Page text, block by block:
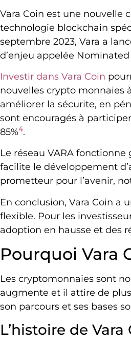
Vara Coin est une nouvelle
technologie blockchain
septembre 2023, Vara a
d’enjeu appelée
Investir dans Vara Coin
nouvelles crypto monnaies
améliorer la sécurite, en
sont encouragés à
85%4.
Le réseau VARA
facilite le développement
prometteur pour l’avenir,
En conclusion, Vara Coin a
flexible. Pour les
adoption en hausse et des
Pourquoi Vara
Les cryptomonnaies sont
augmente et il attire de
son parcours et ses bases
L’histoire de Vara